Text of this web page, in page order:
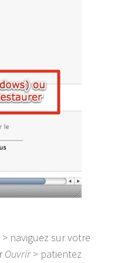
naviguez sur votre
Ouvrir> patientez